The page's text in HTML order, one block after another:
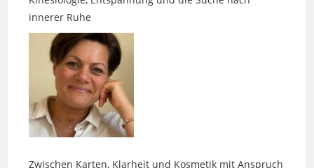
Zwischen Karten, Klarheit und Kosmetik mit Anspruch